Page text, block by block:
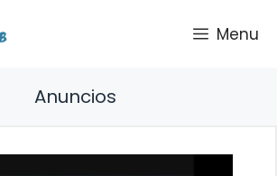
Menu
Anuncios